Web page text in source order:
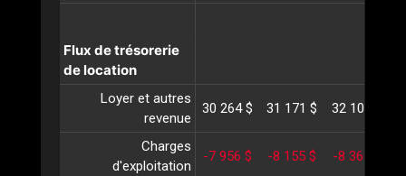
Flux de trésorerie
de location
Loyer et autres
revenue
30 264 $ 31 171 $ 32 107 $
Charges
d'exploitation
-7 956 $ -8 155 $ -8 360 $